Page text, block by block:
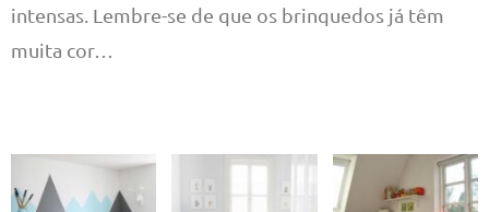
intensas. Lembre-se de que os brinquedos já têm
muita cor…